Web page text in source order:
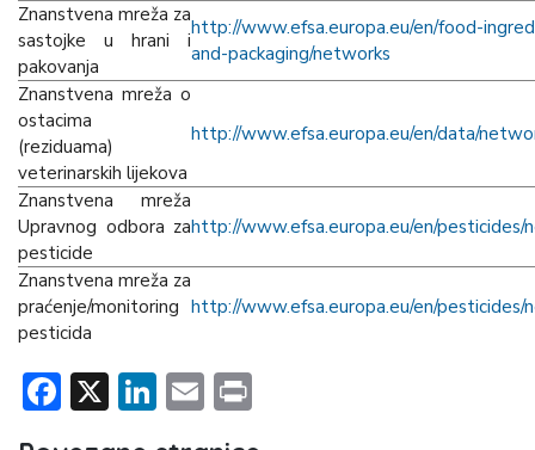
Znanstvena mreža za
sastojke u hrani i
pakovanja
http://www.efsa.europa.eu/en/food-
and-packaging/networks
Znanstvena mreža o
ostacima
(reziduama)
veterinarskih lijekova
http://www.efsa.europa.eu/en/data/
Znanstvena mreža
Upravnog odbora za
pesticide
http://www.efsa.europa.eu/en/pesticides/
Znanstvena mreža za
praćenje/monitoring
pesticida
http://www.efsa.europa.eu/en/pesticides/
Facebook
X LinkedIn
Email